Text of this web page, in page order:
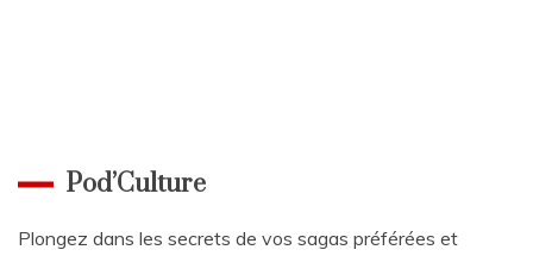
Pod’Culture
Plongez dans les secrets de vos sagas préférées et